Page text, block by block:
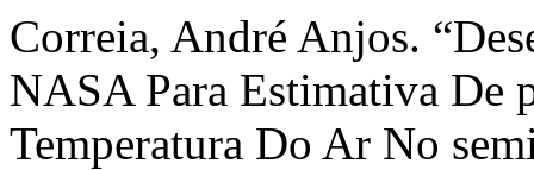
Correia, André Anjos.
NASA Para Estimativa De
Temperatura Do Ar No